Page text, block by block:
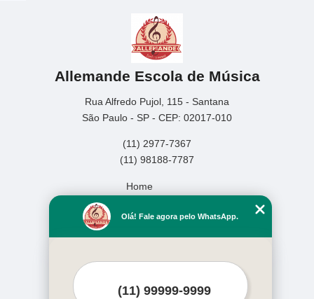
Allemande Escola de Música
Rua Alfredo Pujol, 115 - Santana
São Paulo - SP - CEP: 02017-010
(11) 2977-7367
(11) 98188-7787
Home
Missão
Serviços
Mais Serviços
Olá! Fale agora pelo WhatsApp.